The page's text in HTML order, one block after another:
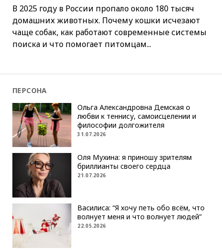
В 2025 году в России пропало около 180 тысяч
домашних животных. Почему кошки исчезают
чаще собак, как работают современные системы
поиска и что помогает питомцам...
ПЕРСОНА
Ольга Александровна Демская о
любви к теннису, самоисцелении и
философии долгожителя
31.07.2026
Оля Мухина: я приношу зрителям
бриллианты своего сердца
21.07.2026
Василиса: “Я хочу петь обо всём, что
волнует меня и что волнует людей”
22.05.2026